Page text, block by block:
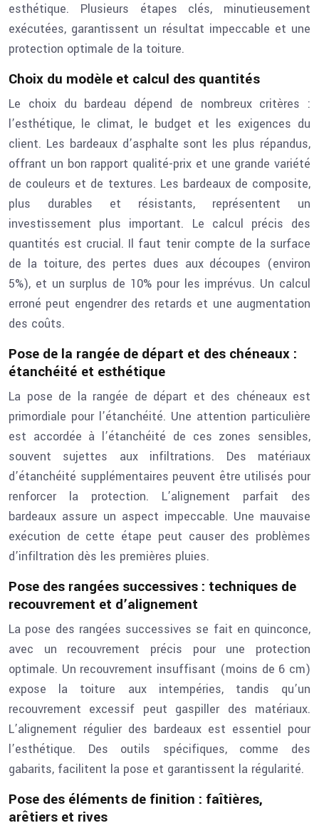
esthétique. Plusieurs étapes clés, minutieusement
exécutées, garantissent un résultat impeccable et une
protection optimale de la toiture.
Choix du modèle et calcul des quantités
Le choix du bardeau dépend de nombreux critères :
l’esthétique, le climat, le budget et les exigences du
client. Les bardeaux d’asphalte sont les plus répandus,
offrant un bon rapport qualité-prix et une grande variété
de couleurs et de textures. Les bardeaux de composite,
plus durables et résistants, représentent un
investissement plus important. Le calcul précis des
quantités est crucial. Il faut tenir compte de la surface
de la toiture, des pertes dues aux découpes (environ
5%), et un surplus de 10% pour les imprévus. Un calcul
erroné peut engendrer des retards et une augmentation
des coûts.
Pose de la rangée de départ et des chéneaux :
étanchéité et esthétique
La pose de la rangée de départ et des chéneaux est
primordiale pour l’étanchéité. Une attention particulière
est accordée à l’étanchéité de ces zones sensibles,
souvent sujettes aux infiltrations. Des matériaux
d’étanchéité supplémentaires peuvent être utilisés pour
renforcer la protection. L’alignement parfait des
bardeaux assure un aspect impeccable. Une mauvaise
exécution de cette étape peut causer des problèmes
d’infiltration dès les premières pluies.
Pose des rangées successives : techniques de
recouvrement et d’alignement
La pose des rangées successives se fait en quinconce,
avec un recouvrement précis pour une protection
optimale. Un recouvrement insuffisant (moins de 6 cm)
expose la toiture aux intempéries, tandis qu’un
recouvrement excessif peut gaspiller des matériaux.
L’alignement régulier des bardeaux est essentiel pour
l’esthétique. Des outils spécifiques, comme des
gabarits, facilitent la pose et garantissent la régularité.
Pose des éléments de finition : faîtières,
arêtiers et rives